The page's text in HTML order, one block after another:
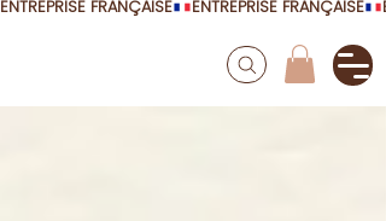
ENTREPRISE FRANÇAISE